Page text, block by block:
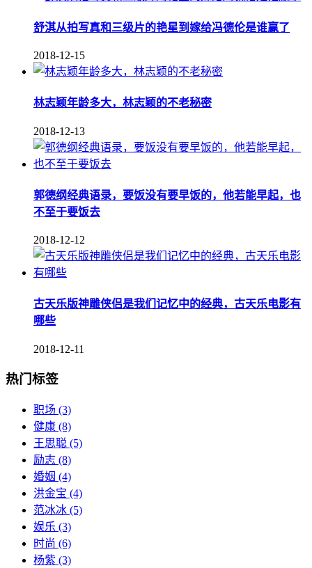
舒淇从拍写真和三级片的艳星到嫁给冯德伦是谁赢了
2018-12-15
林志颖年龄多大，林志颖的不老秘密
2018-12-13
郭德纲经典语录，要饭没有要早饭的，他若能早起，也
不至于要饭去
2018-12-12
古天乐版神雕侠侣是我们记忆中的经典，古天乐电影有
哪些
2018-12-11
热门标签
职场 (3)
健康 (8)
王思聪 (5)
励志 (8)
婚姻 (4)
洪金宝 (4)
范冰冰 (5)
娱乐 (3)
时尚 (6)
杨紫 (3)